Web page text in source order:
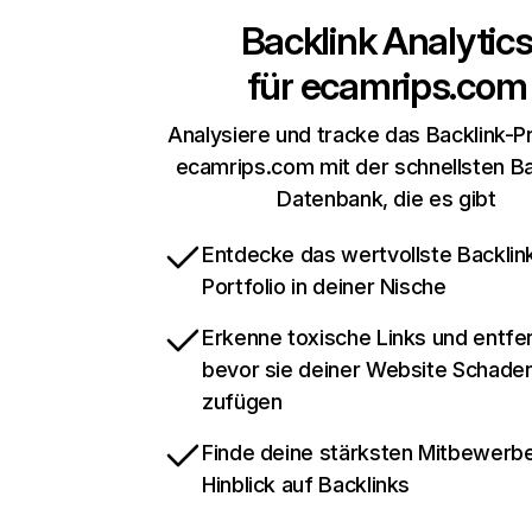
Backlink Analytics
fürecamrips.com
Analysiere und tracke das Backlink-
ecamrips.com mit der schnellsten
Datenbank, die es gibt
Entdecke das wertvollste
Portfolio in deiner Nische
Erkenne toxische Links und
bevor sie deiner Website
zufügen
Finde deine stärksten
Hinblick auf Backlinks